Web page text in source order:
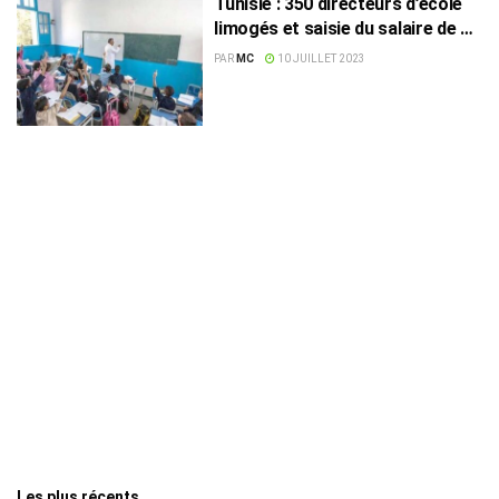
limogés et saisie du salaire de 17
mille instituteurs
PAR MC 10 JUILLET 2023